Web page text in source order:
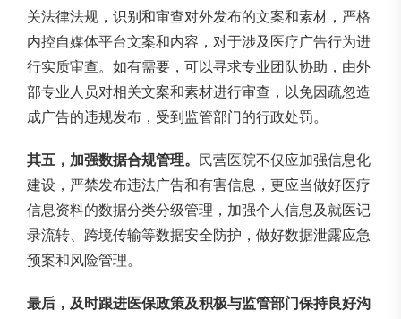
关法律法规，识别和审查对外发布的文案和素材，严格
内控自媒体平台文案和内容，对于涉及医疗广告行为进
行实质审查。如有需要，可以寻求专业团队协助，由外
部专业人员对相关文案和素材进行审查，以免因疏忽造
成广告的违规发布，受到监管部门的行政处罚。
其五，加强数据合规管理。
民营医院不仅应加强信息化
建设，严禁发布违法广告和有害信息，更应当做好医疗
信息资料的数据分类分级管理，加强个人信息及就医记
录流转、跨境传输等数据安全防护，做好数据泄露应急
预案和风险管理。
最后，及时跟进医保政策及积极与监管部门保持良好沟